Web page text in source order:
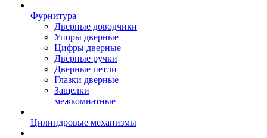
Фурнитура
Дверные доводчики
Упоры дверные
Цифры дверные
Дверные ручки
Дверные петли
Глазки дверные
Защелки
межкомнатные
Цилиндровые механизмы